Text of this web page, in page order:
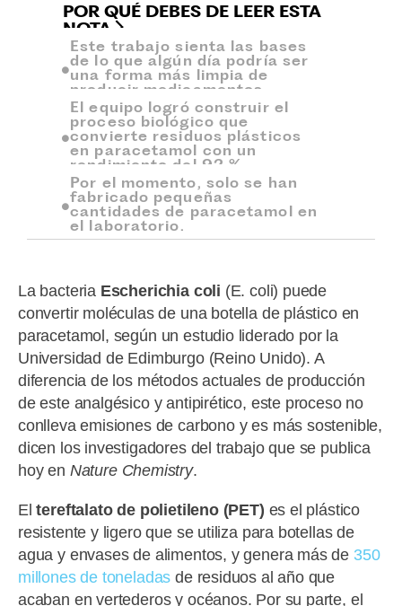
POR QUÉ DEBES DE LEER ESTA
NOTA
Este trabajo sienta las bases
de lo que algún día podría ser
una forma más limpia de
producir medicamentos.
El equipo logró construir el
proceso biológico que
convierte residuos plásticos
en paracetamol con un
rendimiento del 92 %
Por el momento, solo se han
fabricado pequeñas
cantidades de paracetamol en
el laboratorio.
La bacteria Escherichia coli (E. coli) puede
convertir moléculas de una botella de plástico en
paracetamol, según un estudio liderado por la
Universidad de Edimburgo (Reino Unido). A
diferencia de los métodos actuales de producción
de este analgésico y antipirético, este proceso no
conlleva emisiones de carbono y es más sostenible,
dicen los investigadores del trabajo que se publica
hoy en Nature Chemistry.
Eltereftalato de polietileno (PET) es el plástico
resistente y ligero que se utiliza para botellas de
agua y envases de alimentos, y genera más de 350
millones de toneladas de residuos al año que
acaban en vertederos y océanos. Por su parte, el